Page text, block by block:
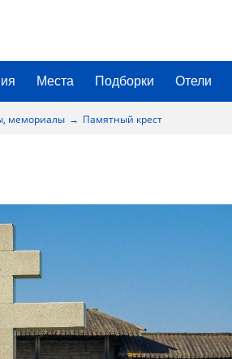
Места Подборки Отели
мемориалы Памятный крест